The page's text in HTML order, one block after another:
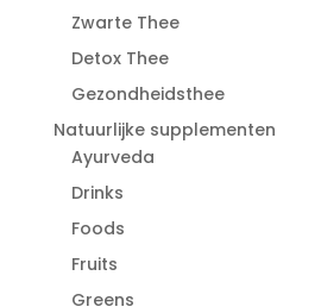
Zwarte Thee
Detox Thee
Gezondheidsthee
Natuurlijke supplementen
Ayurveda
Drinks
Foods
Fruits
Greens